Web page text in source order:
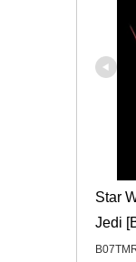
Star
Jedi